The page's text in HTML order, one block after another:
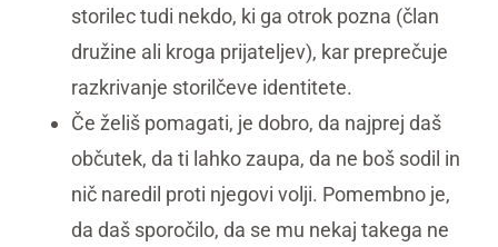
storilec tudi nekdo, ki ga otrok pozna (član
družine ali kroga prijateljev), kar preprečuje
razkrivanje storilčeve identitete.
Če želiš pomagati, je dobro, da najprej daš
občutek, da ti lahko zaupa, da ne boš sodil in
nič naredil proti njegovi volji. Pomembno je,
da daš sporočilo, da se mu nekaj takega ne